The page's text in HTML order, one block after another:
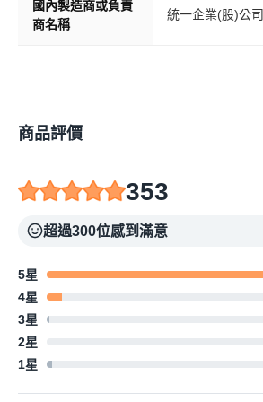
國內製造商或負責
商名稱
統一企業(股)公司
商品評價
353
超過300位感到滿意
5星
4星
3星
2星
1星